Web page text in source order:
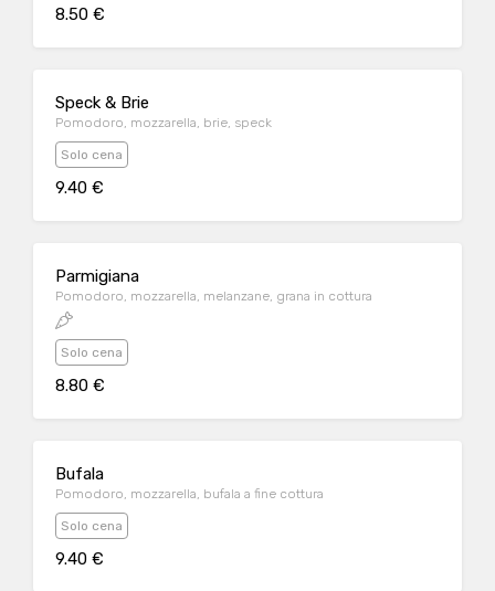
8.50 €
Speck & Brie
Pomodoro, mozzarella, brie, speck
Solo cena
9.40 €
Parmigiana
Pomodoro, mozzarella, melanzane, grana in cottura
Solo cena
8.80 €
Bufala
Pomodoro, mozzarella, bufala a fine cottura
Solo cena
9.40 €